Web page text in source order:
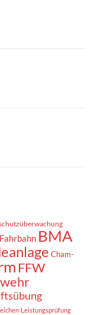
BMA
Cham-
FFW
Leistungsprüfung